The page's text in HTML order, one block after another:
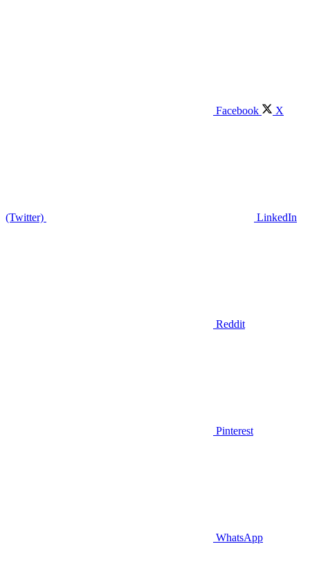
Facebook X
(Twitter) LinkedIn
Reddit
Pinterest
WhatsApp